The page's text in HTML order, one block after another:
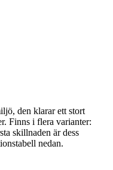
den klarar ett stort
Finns i flera varianter:
skillnaden är dess
nedan.